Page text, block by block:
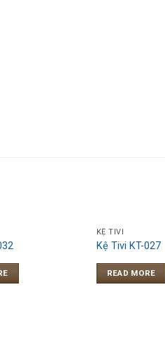
KỆ TIVI
Kệ Tivi KT-027
READ MORE